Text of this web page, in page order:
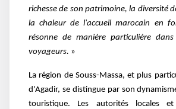
richesse de son patrimoine, la diversité
la chaleur de l'accueil marocain en
résonne de manière particulière
voyageurs. »
La région de Souss-Massa, et plus
d'Agadir, se distingue par son
touristique. Les autorités locales